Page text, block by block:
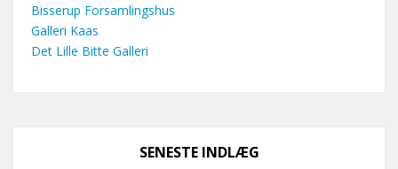
Bisserup Forsamlingshus
Galleri Kaas
Det Lille Bitte Galleri
SENESTE INDLÆG